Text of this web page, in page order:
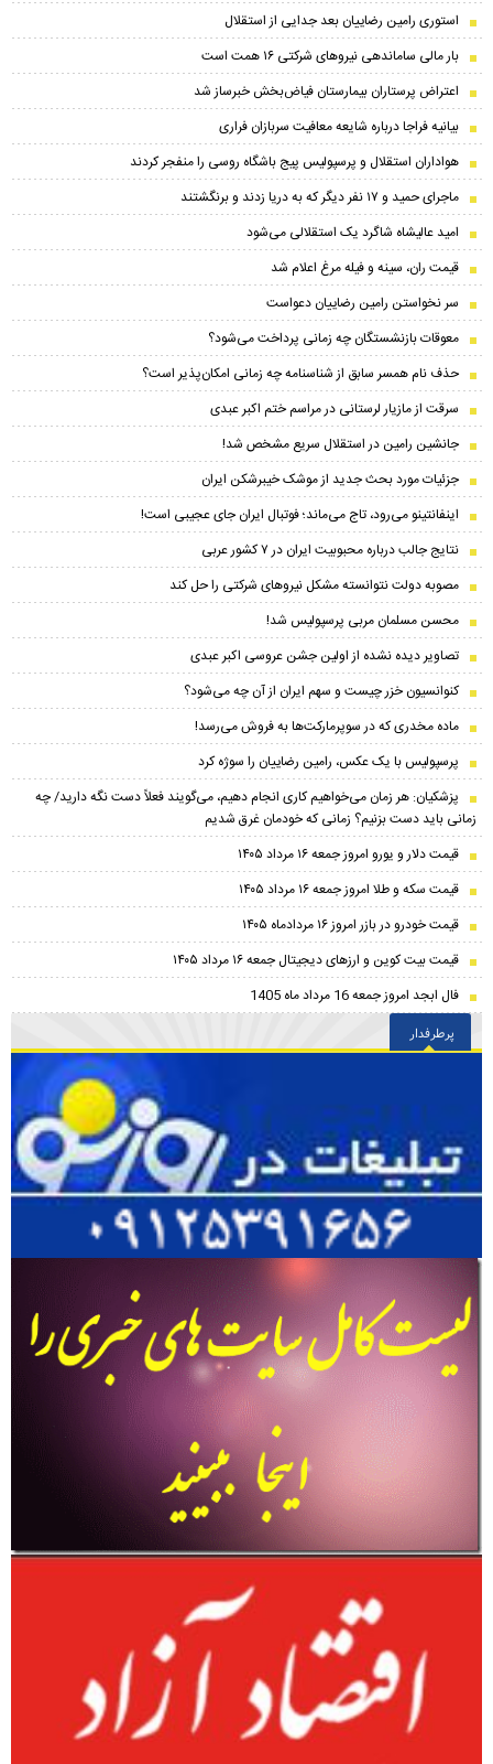
استوری رامین رضاییان بعد جدایی از استقلال
بار مالی ساماندهی نیروهای شرکتی ۱۶ همت است
اعتراض پرستاران بیمارستان فیاض‌بخش خبرساز شد
بیانیه فراجا درباره شایعه معافیت سربازان فراری
هواداران استقلال و پرسپولیس پیج باشگاه روسی را منفجر کردند
ماجرای حمید و ۱۷ نفر دیگر که به دریا زدند و برنگشتند
امید عالیشاه شاگرد یک استقلالی می‌شود
قیمت ران، سینه و فیله مرغ اعلام شد
سر نخواستن رامین رضاییان دعواست
معوقات بازنشستگان چه زمانی پرداخت می‌شود؟
حذف نام همسر سابق از شناسنامه چه زمانی امکان‌پذیر است؟
سرقت از مازیار لرستانی در مراسم ختم اکبر عبدی
جانشین رامین در استقلال سریع مشخص شد!
جزئیات مورد بحث جدید از موشک خیبرشکن ایران
اینفانتینو می‌رود، تاج می‌ماند؛ فوتبال ایران جای عجیبی است!
نتایج جالب درباره محبوبیت ایران در ۷ کشور عربی
مصوبه دولت نتوانسته مشکل نیروهای شرکتی را حل کند
محسن مسلمان مربی پرسپولیس شد!
تصاویر دیده نشده از اولین جشن عروسی اکبر عبدی
کنوانسیون خزر چیست و سهم ایران از آن چه می‌شود؟
ماده مخدری که در سوپرمارکت‌ها به فروش می‌رسد!
پرسپولیس با یک عکس، رامین رضاییان را سوژه کرد
پزشکیان: هر زمان می‌خواهیم کاری انجام دهیم، می‌گویند فعلاً دست نگه دارید/ چه
زمانی باید دست بزنیم؟ زمانی که خودمان غرق شدیم
قیمت دلار و یورو امروز جمعه ۱۶ مرداد ۱۴۰۵
قیمت سکه و طلا امروز جمعه ۱۶ مرداد ۱۴۰۵
قیمت خودرو در بازر امروز ۱۶ مردادماه ۱۴۰۵
قیمت بیت کوین و ارز‌های دیجیتال جمعه ۱۶ مرداد ۱۴۰۵
فال ابجد امروز جمعه 16 مرداد ماه 1405
پرطرفدار